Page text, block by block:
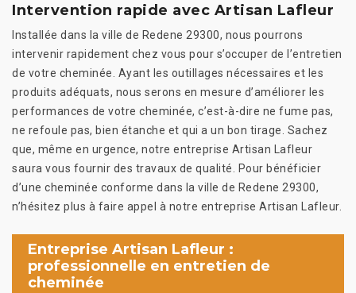
Intervention rapide avec Artisan Lafleur
Installée dans la ville de Redene 29300, nous pourrons
intervenir rapidement chez vous pour s’occuper de l’entretien
de votre cheminée. Ayant les outillages nécessaires et les
produits adéquats, nous serons en mesure d’améliorer les
performances de votre cheminée, c’est-à-dire ne fume pas,
ne refoule pas, bien étanche et qui a un bon tirage. Sachez
que, même en urgence, notre entreprise Artisan Lafleur
saura vous fournir des travaux de qualité. Pour bénéficier
d’une cheminée conforme dans la ville de Redene 29300,
n’hésitez plus à faire appel à notre entreprise Artisan Lafleur.
Entreprise Artisan Lafleur :
professionnelle en entretien de
cheminée